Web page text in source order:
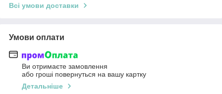
Всі умови доставки
Умови оплати
Ви отримаєте замовлення
або гроші повернуться на вашу картку
Детальніше